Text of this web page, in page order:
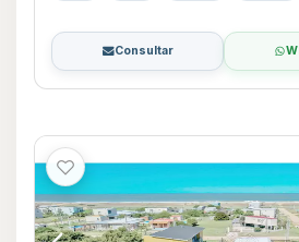
Consultar